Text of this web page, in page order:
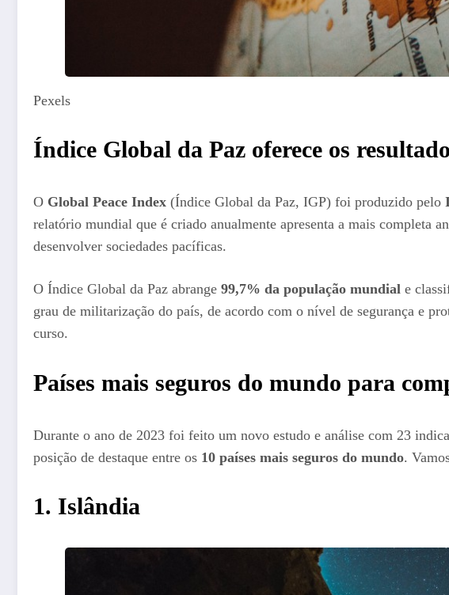
Pexels
Índice Global da Paz oferece os
O Global Peace Index (Índice Global da Paz, IGP) foi produzido pelo
relatório mundial que é criado anualmente apresenta a mais completa
desenvolver sociedades pacíficas.
O Índice Global da Paz abrange 99,7% da população mundial e
grau de militarização do país, de acordo com o nível de segurança e
curso.
Países mais seguros do mundo para
Durante o ano de 2023 foi feito um novo estudo e análise com 23
posição de destaque entre os 10 países mais seguros do mundo.
1. Islândia